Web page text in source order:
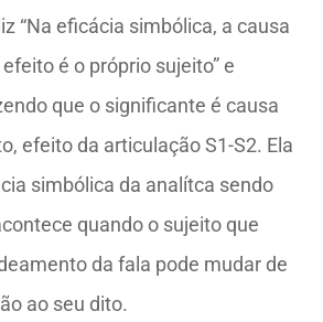
“Na eficácia simbólica, a causa
é o próprio sujeito” e
que o significante é causa
efeito da articulação S1-S2. Ela
simbólica da analítca sendo
quando o sujeito que
da fala pode mudar de
ao seu dito.